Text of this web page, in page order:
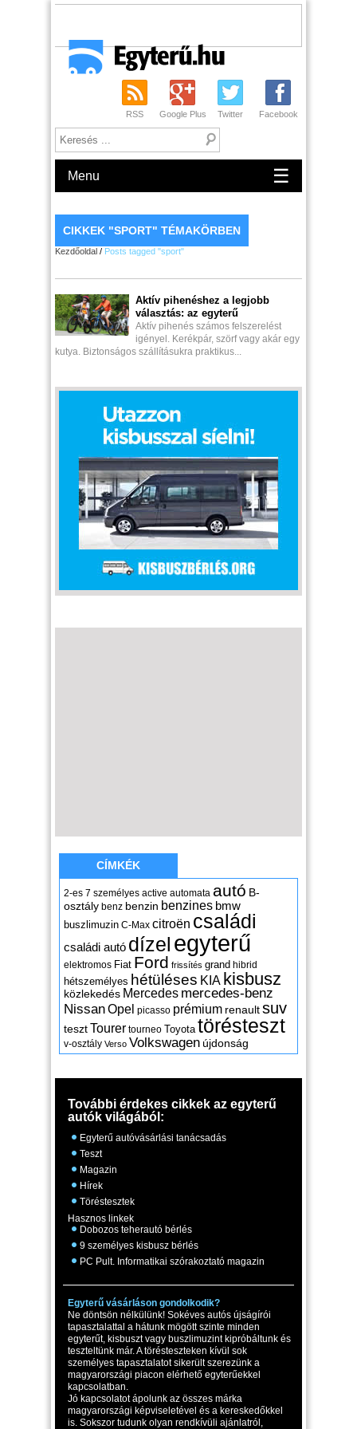
RSS Google Plus Twitter Facebook
Menu ☰
CIKKEK "SPORT" TÉMAKÖRBEN
Kezdőoldal / Posts tagged "sport"
Aktív pihenéshez a legjobb
választás: az egyterű
Aktív pihenés számos felszerelést
igényel. Kerékpár, szörf vagy akár egy
kutya. Biztonságos szállításukra praktikus...
CÍMKÉK
2-es 7 személyes active automata autó B-
osztály benz benzin benzines bmw
buszlimuzin C-Max citroën családi
családi autó dízel egyterű
elektromos Fiat Ford frissítés grand hibrid
hétszemélyes hétüléses KIA kisbusz
közlekedés Mercedes mercedes-benz
NissanOpel picasso prémium renaultsuv
tesztTourer tourneo Toyota törésteszt
v-osztály Verso Volkswagen újdonság
További érdekes cikkek az egyterű
autók világából:
Egyterű autóvásárlási tanácsadás
Teszt
Magazin
Hírek
Töréstesztek
Hasznos linkek
Dobozos teherautó bérlés
9 személyes kisbusz bérlés
PC Pult. Informatikai szórakoztató magazin
Egyterű vásárláson gondolkodik?
Ne döntsön nélkülünk! Sokéves autós újságírói
tapasztalattal a hátunk mögött szinte minden
egyterűt, kisbuszt vagy buszlimuzint kipróbáltunk és
teszteltünk már. A törésteszteken kívül sok
személyes tapasztalatot sikerült szerezünk a
magyarországi piacon elérhető egyterűekkel
kapcsolatban.
Jó kapcsolatot ápolunk az összes márka
magyarországi képviseletével és a kereskedőkkel
is. Sokszor tudunk olyan rendkívüli ajánlatról,